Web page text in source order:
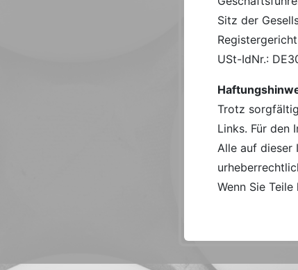
Sitz der
USt-IdNr.:
Trotz
Links. Für den
Alle auf dieser
Wenn Sie